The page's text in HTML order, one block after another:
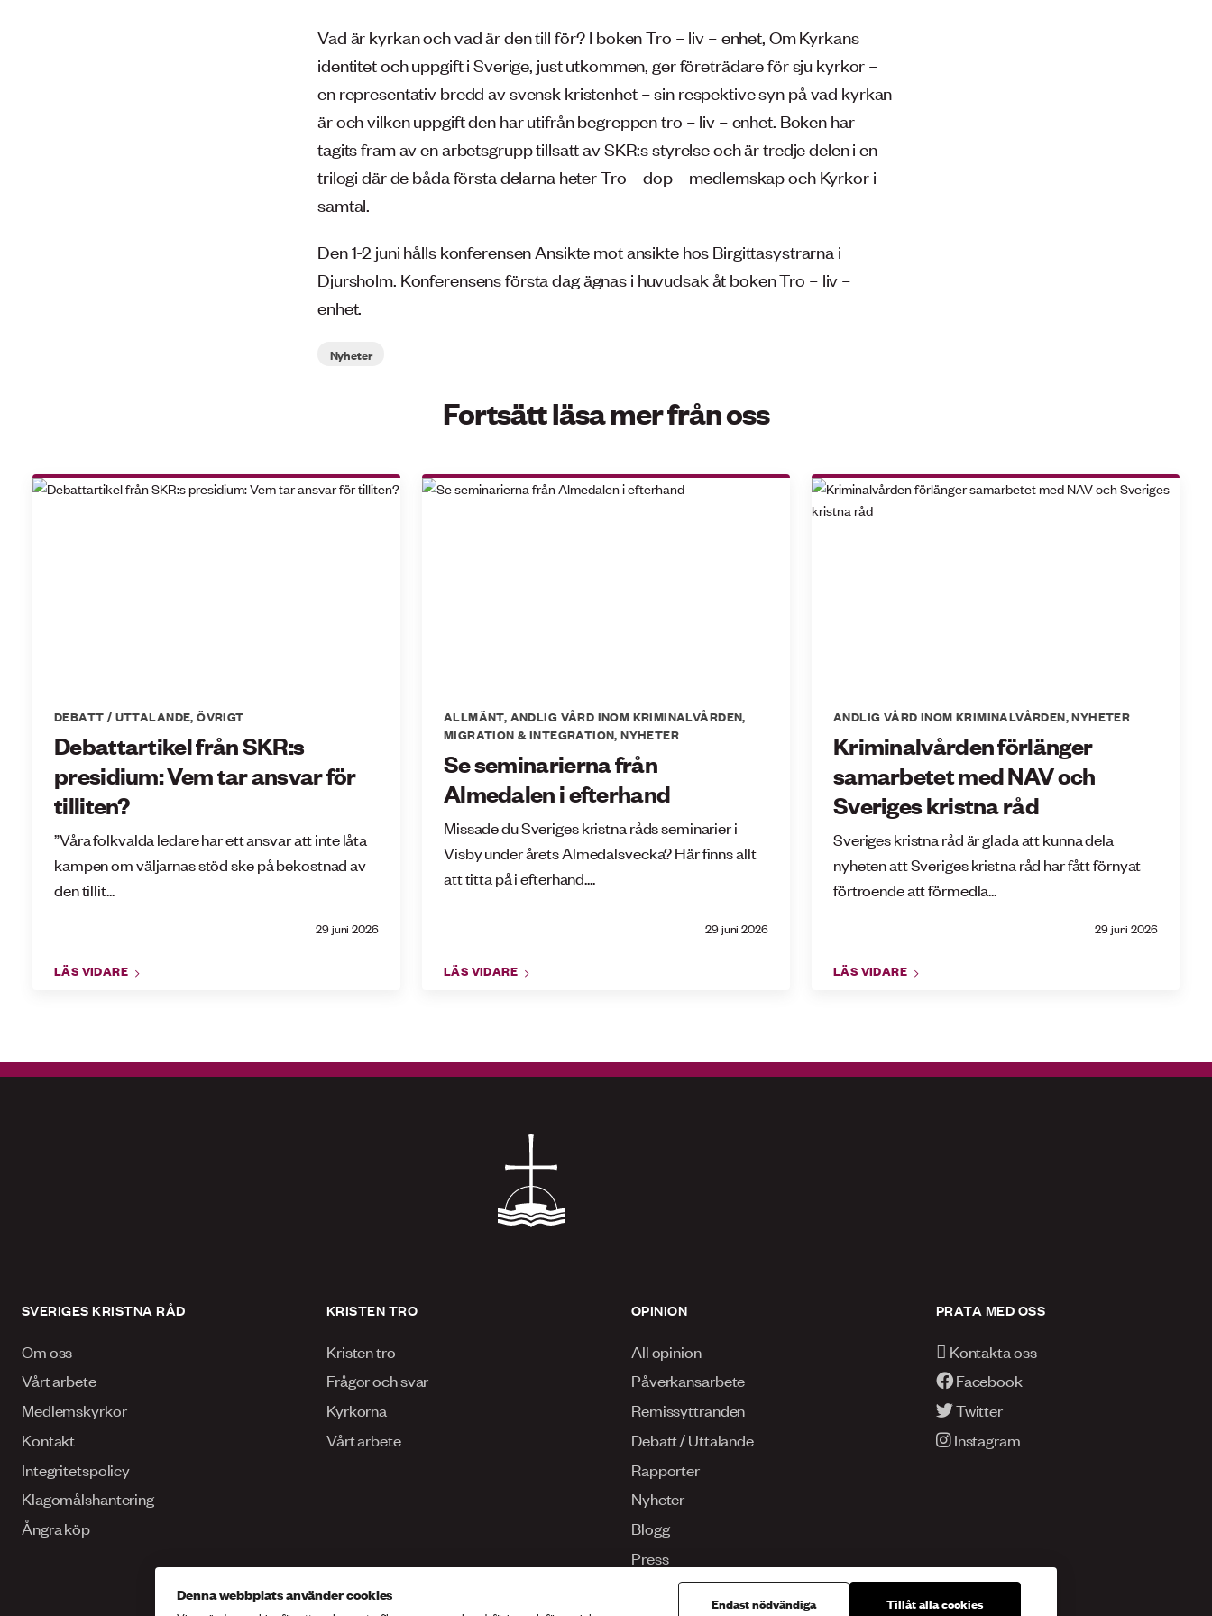
Vad är kyrkan och vad är den till för? I boken Tro – liv – enhet, Om Kyrkans
identitet och uppgift i Sverige, just utkommen, ger företrädare för sju kyrkor –
en representativ bredd av svensk kristenhet – sin respektive syn på vad kyrkan
är och vilken uppgift den har utifrån begreppen tro – liv – enhet. Boken har
tagits fram av en arbetsgrupp tillsatt av SKR:s styrelse och är tredje delen i en
trilogi där de båda första delarna heter Tro – dop – medlemskap och Kyrkor i
samtal.
Den 1-2 juni hålls konferensen Ansikte mot ansikte hos Birgittasystrarna i
Djursholm. Konferensens första dag ägnas i huvudsak åt boken Tro – liv –
enhet.
Nyheter
Fortsätt läsa mer från oss
DEBATT / UTTALANDE,ÖVRIGT
Debattartikel från SKR:s
presidium: Vem tar ansvar för
tilliten?
29 juni 2026
”Våra folkvalda ledare har ett ansvar att inte låta
kampen om väljarnas stöd ske på bekostnad av
den tillit...
LÄS VIDARE
ALLMÄNT, ANDLIG VÅRD INOM KRIMINALVÅRDEN,
MIGRATION & INTEGRATION,NYHETER
Se seminarierna från
Almedalen i efterhand
29 juni 2026
Missade du Sveriges kristna råds seminarier i
Visby under årets Almedalsvecka? Här finns allt
att titta på i efterhand....
LÄS VIDARE
ANDLIG VÅRD INOM KRIMINALVÅRDEN,NYHETER
Kriminalvården förlänger
samarbetet med NAV och
Sveriges kristna råd
29 juni 2026
Sveriges kristna råd är glada att kunna dela
nyheten att Sveriges kristna råd har fått förnyat
förtroende att förmedla...
LÄS VIDARE
SVERIGES KRISTNA RÅD
Om oss
Vårt arbete
Medlemskyrkor
Kontakt
Integritetspolicy
Klagomålshantering
Ångra köp
KRISTEN TRO
Kristen tro
Frågor och svar
Kyrkorna
Vårt arbete
OPINION
All opinion
Påverkansarbete
Remissyttranden
Debatt / Uttalande
Rapporter
Nyheter
Blogg
Press
PRATA MED OSS
Kontakta oss
Facebook
Twitter
Instagram
Denna webbplats använder cookies Endast nödvändiga Tillåt alla cookies